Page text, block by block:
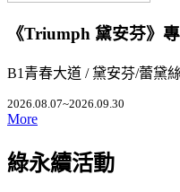
《Triumph 黛安芬》
B1青春大道 / 黛安芬/蕾黛
2026.08.07~2026.09.30
More
綠永續活動